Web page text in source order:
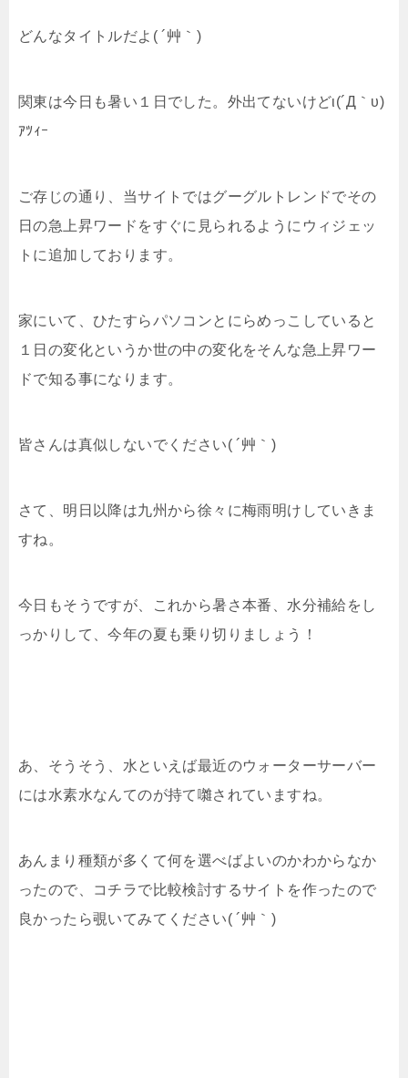
どんなタイトルだよ( ´艸｀)
関東は今日も暑い１日でした。外出てないけどι(´Д｀υ)
ｱﾂｨｰ
ご存じの通り、当サイトではグーグルトレンドでその
日の急上昇ワードをすぐに見られるようにウィジェッ
トに追加しております。
家にいて、ひたすらパソコンとにらめっこしていると
１日の変化というか世の中の変化をそんな急上昇ワー
ドで知る事になります。
皆さんは真似しないでください( ´艸｀)
さて、明日以降は九州から徐々に梅雨明けしていきま
すね。
今日もそうですが、これから暑さ本番、水分補給をし
っかりして、今年の夏も乗り切りましょう！
あ、そうそう、水といえば最近のウォーターサーバー
には水素水なんてのが持て囃されていますね。
あんまり種類が多くて何を選べばよいのかわからなか
ったので、コチラで比較検討するサイトを作ったので
良かったら覗いてみてください( ´艸｀)